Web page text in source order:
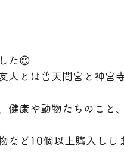
た😊
人とは普天間宮と神宮
健康や動物たちのこと
など10個以上購入しし